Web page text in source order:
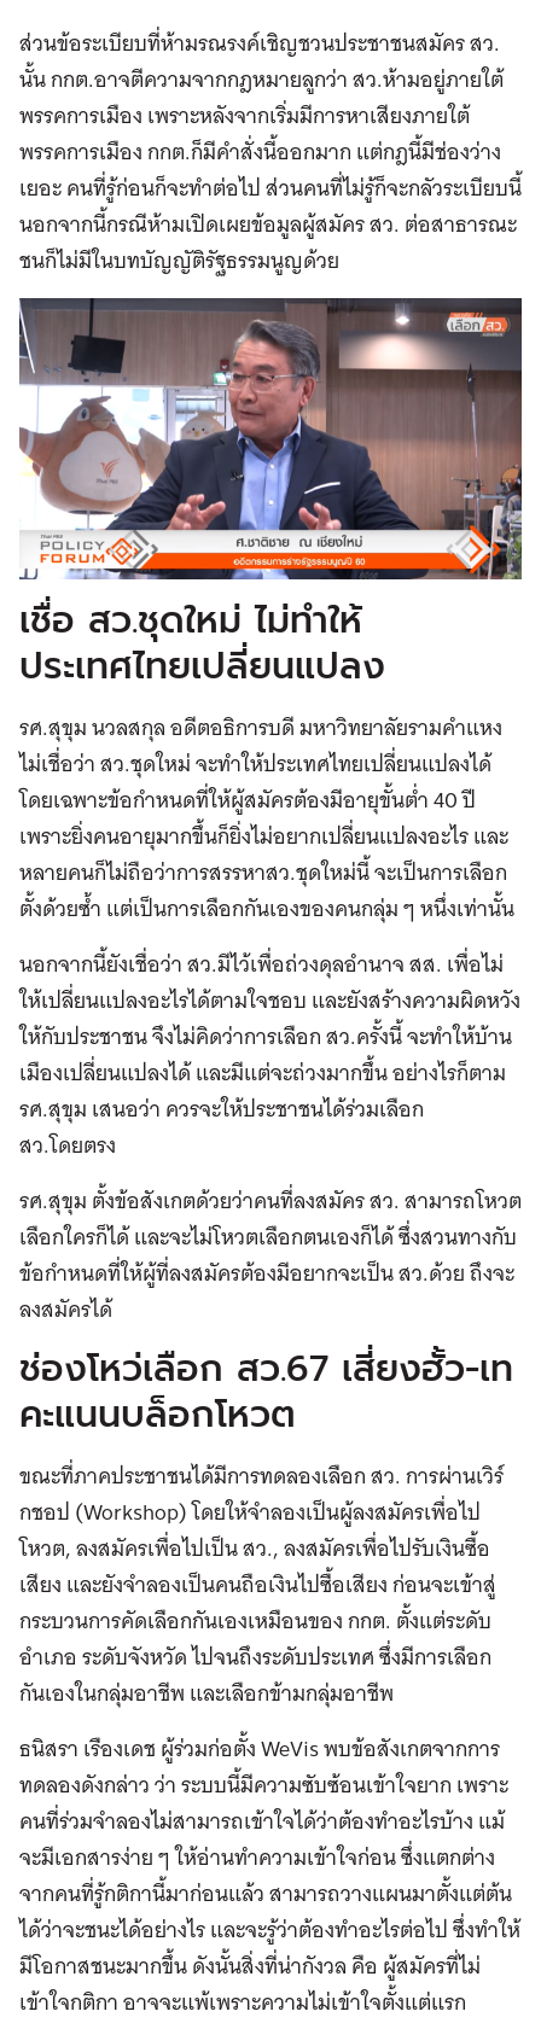
ส่วนข้อระเบียบที่ห้ามรณรงค์เชิญชวนประชาชนสมัคร สว.
นั้น กกต.อาจตีความจากกฎหมายลูกว่า สว.ห้ามอยู่ภายใต้
พรรคการเมือง เพราะหลังจากเริ่มมีการหาเสียงภายใต้
พรรคการเมือง กกต.ก็มีคำสั่งนี้ออกมาก แต่กฎนี้มีช่องว่าง
เยอะ คนที่รู้ก่อนก็จะทำต่อไป ส่วนคนที่ไม่รู้ก็จะกลัวระเบียบนี้
นอกจากนี้กรณีห้ามเปิดเผยข้อมูลผู้สมัคร สว. ต่อสาธารณะ
ชนก็ไม่มีในบทบัญญัติรัฐธรรมนูญด้วย
เชื่อ สว.ชุดใหม่ ไม่ทำให้
ประเทศไทยเปลี่ยนแปลง
รศ.สุขุม นวลสกุล อดีตอธิการบดี มหาวิทยาลัยรามคำแหง
ไม่เชื่อว่า สว.ชุดใหม่ จะทำให้ประเทศไทยเปลี่ยนแปลงได้
โดยเฉพาะข้อกำหนดที่ให้ผู้สมัครต้องมีอายุขั้นต่ำ 40 ปี
เพราะยิ่งคนอายุมากขึ้นก็ยิ่งไม่อยากเปลี่ยนแปลงอะไร และ
หลายคนก็ไม่ถือว่าการสรรหาสว.ชุดใหม่นี้ จะเป็นการเลือก
ตั้งด้วยซ้ำ แต่เป็นการเลือกกันเองของคนกลุ่ม ๆ หนึ่งเท่านั้น
นอกจากนี้ยังเชื่อว่า สว.มีไว้เพื่อถ่วงดุลอำนาจ สส. เพื่อไม่
ให้เปลี่ยนแปลงอะไรได้ตามใจชอบ และยังสร้างความผิดหวัง
ให้กับประชาชน จึงไม่คิดว่าการเลือก สว.ครั้งนี้ จะทำให้บ้าน
เมืองเปลี่ยนแปลงได้ และมีแต่จะถ่วงมากขึ้น อย่างไรก็ตาม
รศ.สุขุม เสนอว่า ควรจะให้ประชาชนได้ร่วมเลือก
สว.โดยตรง
รศ.สุขุม ตั้งข้อสังเกตด้วยว่าคนที่ลงสมัคร สว. สามารถโหวต
เลือกใครก็ได้ และจะไม่โหวตเลือกตนเองก็ได้ ซึ่งสวนทางกับ
ข้อกำหนดที่ให้ผู้ที่ลงสมัครต้องมีอยากจะเป็น สว.ด้วย ถึงจะ
ลงสมัครได้
ช่องโหว่เลือก สว.67 เสี่ยงฮั้ว-เท
คะแนนบล็อกโหวต
ขณะที่ภาคประชาชนได้มีการทดลองเลือก สว. การผ่านเวิร์
กชอป (Workshop) โดยให้จำลองเป็นผู้ลงสมัครเพื่อไป
โหวต, ลงสมัครเพื่อไปเป็น สว., ลงสมัครเพื่อไปรับเงินซื้อ
เสียง และยังจำลองเป็นคนถือเงินไปซื้อเสียง ก่อนจะเข้าสู่
กระบวนการคัดเลือกกันเองเหมือนของ กกต. ตั้งแต่ระดับ
อำเภอ ระดับจังหวัด ไปจนถึงระดับประเทศ ซึ่งมีการเลือก
กันเองในกลุ่มอาชีพ และเลือกข้ามกลุ่มอาชีพ
ธนิสรา เรืองเดช ผู้ร่วมก่อตั้ง WeVis พบข้อสังเกตจากการ
ทดลองดังกล่าว ว่า ระบบนี้มีความซับซ้อนเข้าใจยาก เพราะ
คนที่ร่วมจำลองไม่สามารถเข้าใจได้ว่าต้องทำอะไรบ้าง แม้
จะมีเอกสารง่าย ๆ ให้อ่านทำความเข้าใจก่อน ซึ่งแตกต่าง
จากคนที่รู้กติกานี้มาก่อนแล้ว สามารถวางแผนมาตั้งแต่ต้น
ได้ว่าจะชนะได้อย่างไร และจะรู้ว่าต้องทำอะไรต่อไป ซึ่งทำให้
มีโอกาสชนะมากขึ้น ดังนั้นสิ่งที่น่ากังวล คือ ผู้สมัครที่ไม่
เข้าใจกติกา อาจจะแพ้เพราะความไม่เข้าใจตั้งแต่แรก